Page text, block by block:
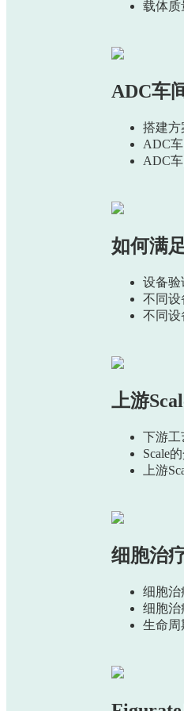
载体质
ADC车
搭建方
ADC
ADC
如何满
设备验
不同设
不同设
上游
下游工
Scale
上游
细胞治
细胞治
细胞治
生命周